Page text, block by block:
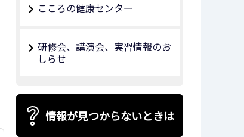
こころの健康センター
研修会、講演会、実習情報のお
しらせ
情報が見つからないときは